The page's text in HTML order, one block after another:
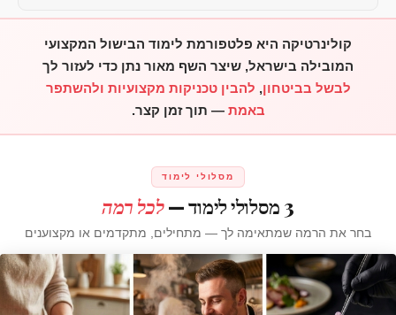
קולינרטיקה היא פלטפורמת לימוד הבישול המקצועי
המובילה בישראל, שיצר השף מאור נתן כדי לעזור לך
לבשל בביטחון, להבין טכניקות מקצועיות ולהשתפר
באמת — תוך זמן קצר.
מסלולי לימוד
3 מסלולי לימוד — לכל רמה
בחר את הרמה שמתאימה לך — מתחילים, מתקדמים או מקצוענים